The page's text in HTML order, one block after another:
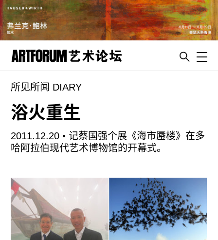
artguide
新闻
展评
杂志
ENGLISH
ART & EDUCATION
广告
所见所闻 DIARY
浴火重生
2011.12.20 • 记蔡国强个展《海市蜃楼》在多
哈阿拉伯现代艺术博物馆的开幕式。